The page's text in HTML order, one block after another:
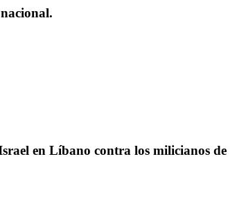
en Líbano contra los milicianos de